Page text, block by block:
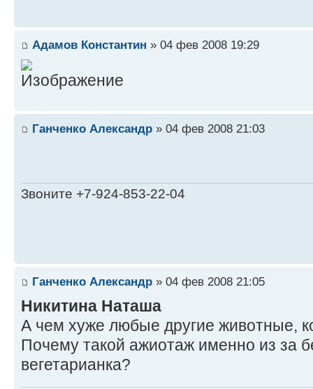
Адамов Константин » 04 фев 2008 19:29
Ганченко Александр » 04 фев 2008 21:03
Звоните +7-924-853-22-04
Ганченко Александр » 04 фев 2008 21:05
Никитина Наташа
А чем хуже любые другие животные,
Почему такой ажиотаж именно из за
вегетарианка?